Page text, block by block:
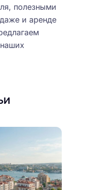
полезными
и аренде